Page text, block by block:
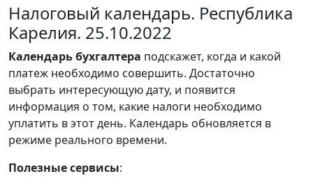
Налоговый календарь. Республика
Карелия. 25.10.2022
Календарьбухгалтера подскажет, когда и какой
платеж необходимо совершить. Достаточно
выбрать интересующую дату, и появится
информация о том, какие налоги необходимо
уплатить в этот день. Календарь обновляется в
режиме реального времени.
Полезные сервисы: